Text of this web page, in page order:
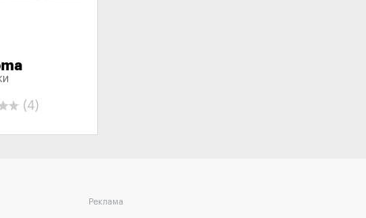
(4)
Реклама